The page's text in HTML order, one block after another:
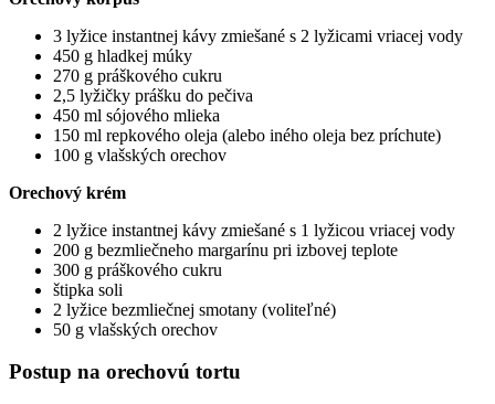
3 lyžice instantnej kávy zmiešané s 2 lyžicami vriacej vody
450 g hladkej múky
270 g práškového cukru
2,5 lyžičky prášku do pečiva
450 ml sójového mlieka
150 ml repkového oleja (alebo iného oleja bez príchute)
100 g vlašských orechov
Orechový krém
2 lyžice instantnej kávy zmiešané s 1 lyžicou vriacej vody
200 g bezmliečneho margarínu pri izbovej teplote
300 g práškového cukru
štipka soli
2 lyžice bezmliečnej smotany (voliteľné)
50 g vlašských orechov
Postup na orechovú tortu